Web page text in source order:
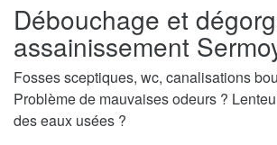
Débouchage et
assainissement
Fosses sceptiques, wc, canalisations
Problème de mauvaises odeurs ?
des eaux usées ?